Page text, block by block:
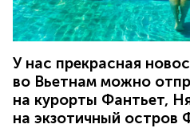
У нас прекрасная
во Вьетнам можно
на курорты Фантьет,
на экзотичный остров